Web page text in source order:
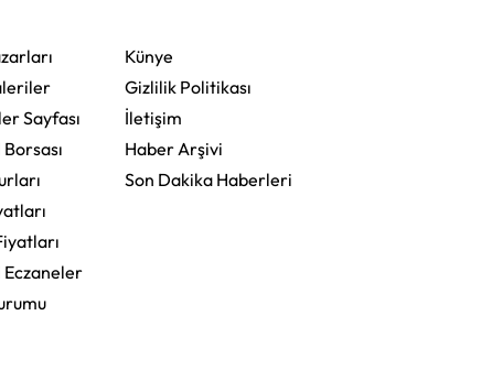
Sayfası
Künye
Gizlilik Politikası
İletişim
Haber Arşivi
Son Dakika Haberleri